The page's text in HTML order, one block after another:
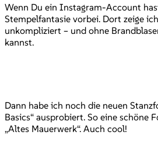
Wenn Du ein Instagram-Account
Stempelfantasie vorbei. Dort zeige
unkompliziert – und ohne
kannst.
Dann habe ich noch die neuen
Basics“ ausprobiert. So eine schöne
„Altes Mauerwerk“. Auch cool!